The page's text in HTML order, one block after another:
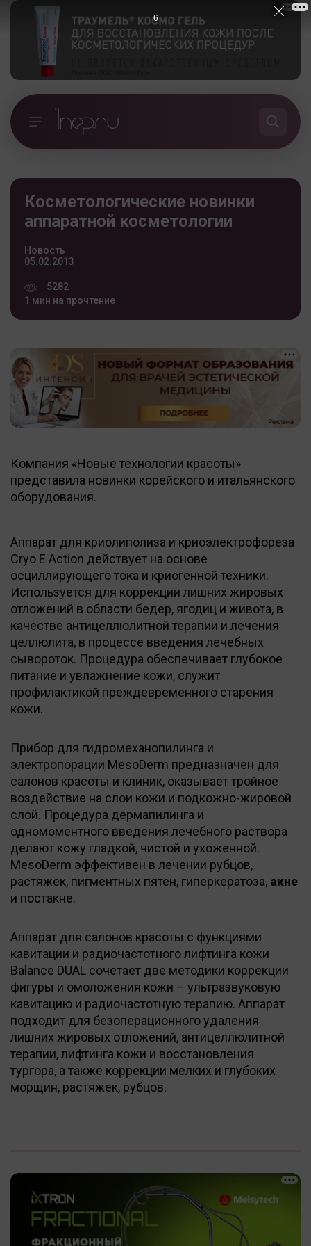
Косметологические новинки
аппаратной косметологии
Новость
05.02.2013
5282
1 мин на прочтение
Компания «Новые технологии красоты»
представила новинки корейского и итальянского
оборудования.
Аппарат для криолиполиза и криоэлектрофореза
Cryo E Action действует на основе
осциллирующего тока и криогенной техники.
Используется для коррекции лишних жировых
отложений в области бедер, ягодиц и живота, в
качестве антицеллюлитной терапии и лечения
целлюлита, в процессе введения лечебных
сывороток. Процедура обеспечивает глубокое
питание и увлажнение кожи, служит
профилактикой преждевременного старения
кожи.
Прибор для гидромеханопилинга и
электропорации MesoDerm предназначен для
салонов красоты и клиник, оказывает тройное
воздействие на слои кожи и подкожно-жировой
слой. Процедура дермапилинга и
одномоментного введения лечебного раствора
делают кожу гладкой, чистой и ухоженной.
MesoDerm эффективен в лечении рубцов,
растяжек, пигментных пятен, гиперкератоза, акне
и постакне.
Аппарат для салонов красоты с функциями
кавитации и радиочастотного лифтинга кожи
Balance DUAL сочетает две методики коррекции
фигуры и омоложения кожи – ультразвуковую
кавитацию и радиочастотную терапию. Аппарат
подходит для безоперационного удаления
лишних жировых отложений, антицеллюлитной
терапии, лифтинга кожи и восстановления
тургора, а также коррекции мелких и глубоких
морщин, растяжек, рубцов.
5